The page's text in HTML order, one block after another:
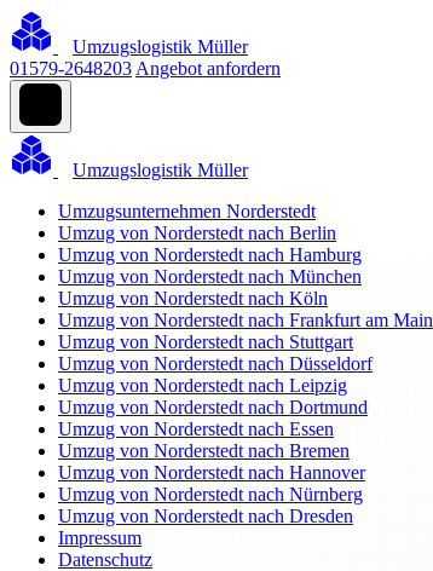
Umzugslogistik Müller
01579-2648203 Angebot anfordern
Umzugslogistik Müller
Umzugsunternehmen Norderstedt
Umzug von Norderstedt nach Berlin
Umzug von Norderstedt nach Hamburg
Umzug von Norderstedt nach München
Umzug von Norderstedt nach Köln
Umzug von Norderstedt nach Frankfurt am Main
Umzug von Norderstedt nach Stuttgart
Umzug von Norderstedt nach Düsseldorf
Umzug von Norderstedt nach Leipzig
Umzug von Norderstedt nach Dortmund
Umzug von Norderstedt nach Essen
Umzug von Norderstedt nach Bremen
Umzug von Norderstedt nach Hannover
Umzug von Norderstedt nach Nürnberg
Umzug von Norderstedt nach Dresden
Impressum
Datenschutz